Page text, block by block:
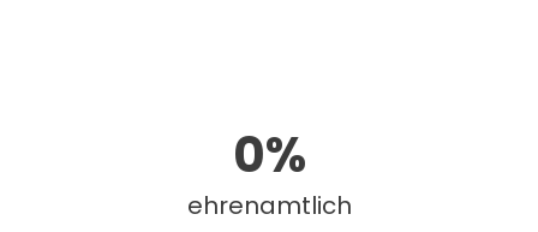
0%
ehrenamtlich